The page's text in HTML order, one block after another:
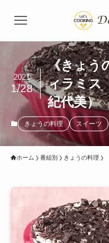
《きょう
ィラミス
紀代美）
2021
1/28
きょうの料理 スイーツ
ホーム 番組別 きょうの料理